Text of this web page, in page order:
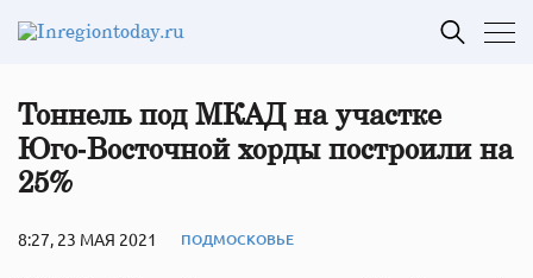
Тоннель под МКАД на участке
Юго‑Восточной хорды построили на
25%
8:27, 23 МАЯ 2021 ПОДМОСКОВЬЕ